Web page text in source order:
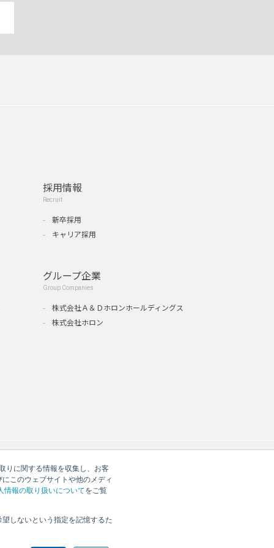
りに関する情報を収集し、お客
このウェブサイトや他のメディ
情報の取り扱いについてをご覧
しないという指定を記憶するた
採用情報
Recruit
新卒採用
キャリア採用
グループ企業
Group Companies
株式会社Ａ＆Ｄホロンホールディングス
株式会社ホロン